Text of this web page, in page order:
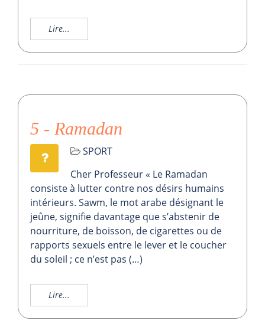
Lire...
5 - Ramadan
SPORT
Cher Professeur « Le Ramadan
consiste à lutter contre nos désirs humains
intérieurs. Sawm, le mot arabe désignant le
jeûne, signifie davantage que s’abstenir de
nourriture, de boisson, de cigarettes ou de
rapports sexuels entre le lever et le coucher
du soleil ; ce n’est pas (…)
Lire...